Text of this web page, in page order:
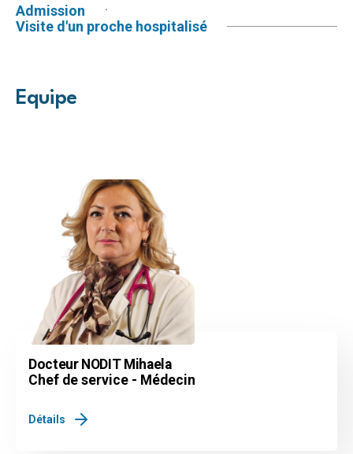
Admission
Visite d'un proche hospitalisé
Equipe
Docteur NODIT Mihaela
Chef de service - Médecin
Détails